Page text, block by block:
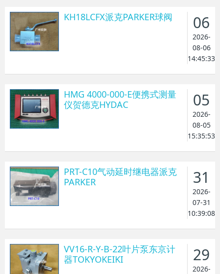
KH18LCFX派克PARKER球阀 06
2026-
08-06
14:45:33
HMG 4000-000-E便携式测量
仪贺德克HYDAC
05
2026-
08-05
15:35:53
PRT-C10气动延时继电器派克
PARKER
31
2026-
07-31
10:39:08
VV16-R-Y-B-22叶片泵东京计
器TOKYOKEIKI
29
2026-